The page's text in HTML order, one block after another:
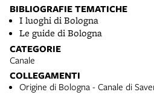
BIBLIOGRAFIE TEMATICHE
I luoghi di Bologna
Le guide di Bologna
CATEGORIE
Canale
COLLEGAMENTI
Origine di Bologna - Canale di